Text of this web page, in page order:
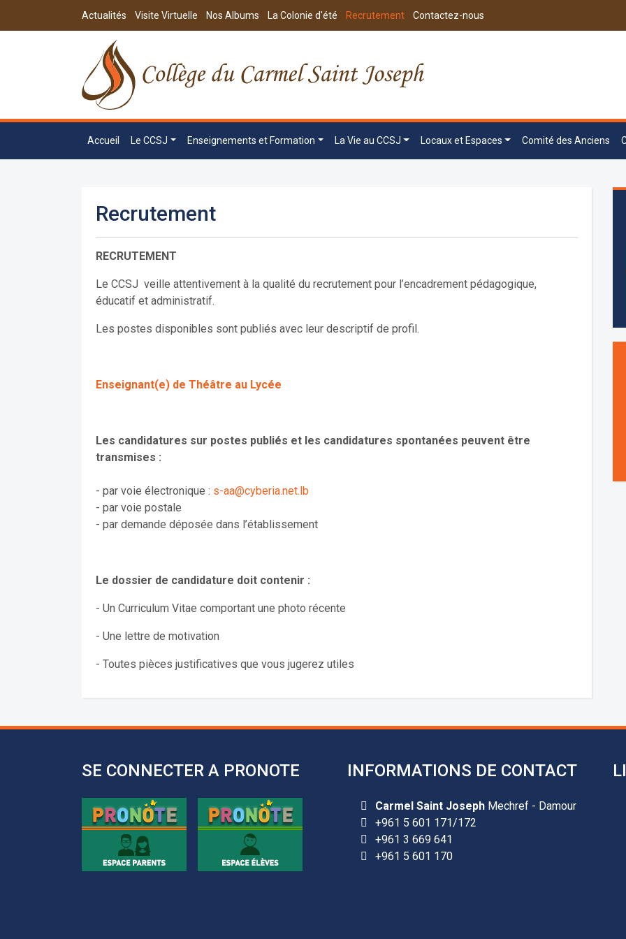
Actualités Visite Virtuelle Nos Albums La Colonie d'été Recrutement Contactez-nous
Accueil Le CCSJ Enseignements et Formation La Vie au CCSJ Locaux et Espaces Comité des Anciens
Recrutement
RECRUTEMENT
Le CCSJ veille attentivement à la qualité du recrutement pour l’encadrement pédagogique,
éducatif et administratif.
Les postes disponibles sont publiés avec leur descriptif de profil.
Enseignant(e) de Théâtre au Lycée
Les candidatures sur postes publiés et les candidatures spontanées peuvent être
transmises :
- par voie électronique : s-aa@cyberia.net.lb
- par voie postale
- par demande déposée dans l’établissement
Le dossier de candidature doit contenir :
- Un Curriculum Vitae comportant une photo récente
- Une lettre de motivation
- Toutes pièces justificatives que vous jugerez utiles
SE CONNECTER A PRONOTE INFORMATIONS DE CONTACT
Carmel Saint JosephMechref - Damour
+961 5 601 171/172
+961 3 669 641
+961 5 601 170